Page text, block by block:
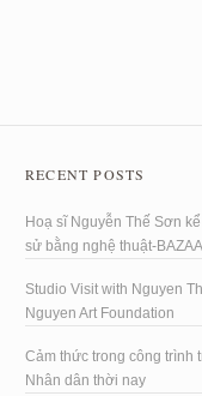
RECENT POSTS
Hoạ sĩ Nguyễn Thế Sơn
sử bằng nghệ thuật-
Studio Visit with Nguyen
Nguyen Art Foundation
Cảm thức trong công trình
Nhân dân thời nay